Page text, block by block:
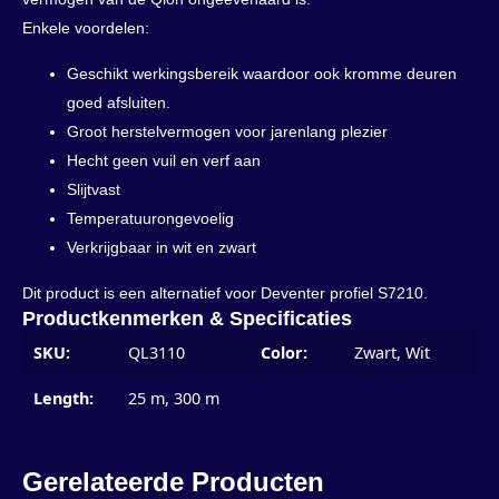
Enkele voordelen:
Geschikt werkingsbereik waardoor ook kromme deuren
goed afsluiten.
Groot herstelvermogen voor jarenlang plezier
Hecht geen vuil en verf aan
Slijtvast
Temperatuurongevoelig
Verkrijgbaar in wit en zwart
Dit product is een alternatief voor Deventer profiel S7210.
Productkenmerken & Specificaties
SKU: QL3110
Length: 25 m, 300 m
Color: Zwart, Wit
Gerelateerde Producten